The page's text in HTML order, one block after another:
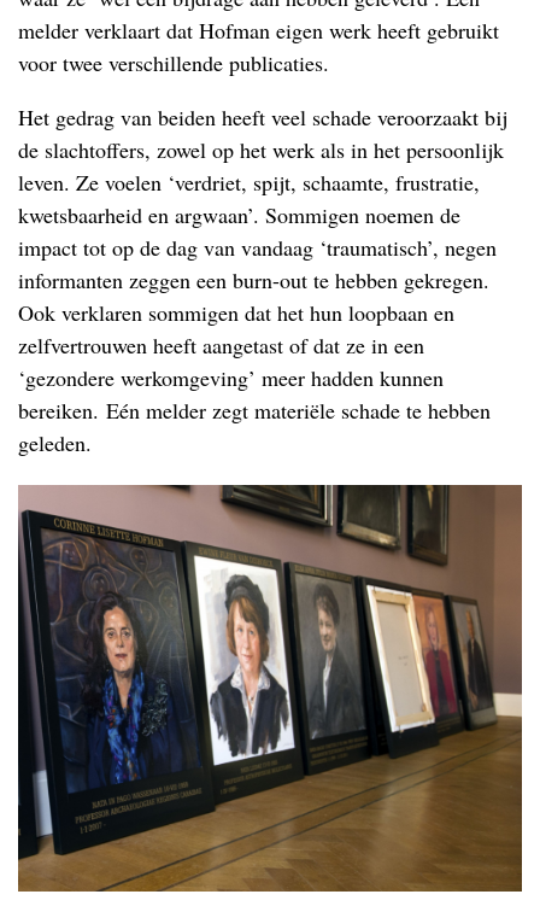
melder verklaart dat Hofman eigen werk heeft gebruikt
voor twee verschillende publicaties.
Het gedrag van beiden heeft veel schade veroorzaakt bij
de slachtoffers, zowel op het werk als in het persoonlijk
leven. Ze voelen ‘verdriet, spijt, schaamte, frustratie,
kwetsbaarheid en argwaan’. Sommigen noemen de
impact tot op de dag van vandaag ‘traumatisch’, negen
informanten zeggen een burn-out te hebben gekregen.
Ook verklaren sommigen dat het hun loopbaan en
zelfvertrouwen heeft aangetast of dat ze in een
‘gezondere werkomgeving’ meer hadden kunnen
bereiken. Eén melder zegt materiële schade te hebben
geleden.